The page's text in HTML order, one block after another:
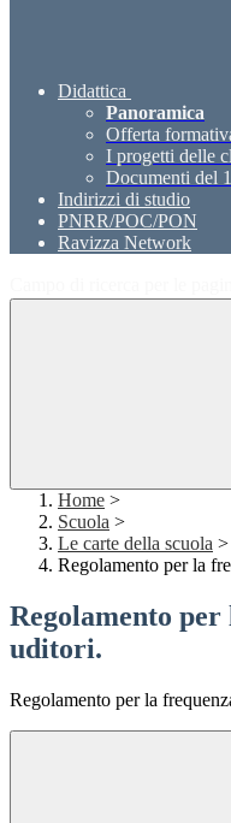
Didattica
Panoramica
Offerta
I progetti delle
Documenti del
Indirizzi di studio
PNRR/POC/PON
Ravizza Network
Home >
Scuola >
Le carte della scuola >
Regolamento per la
Regolamento
uditori.
Regolamento per la